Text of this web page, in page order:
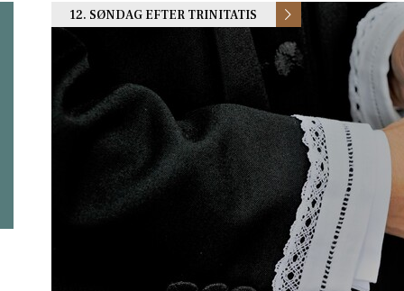
12. SØNDAG EFTER TRINITATIS